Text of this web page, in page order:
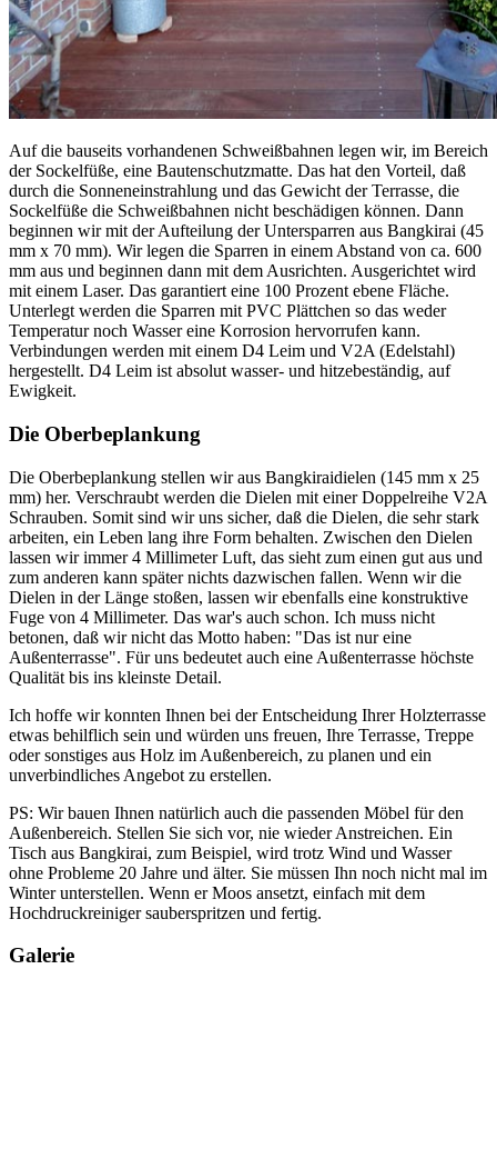
Auf die bauseits vorhandenen Schweißbahnen legen wir, im Bereich
der Sockelfüße, eine Bautenschutzmatte. Das hat den Vorteil, daß
durch die Sonneneinstrahlung und das Gewicht der Terrasse, die
Sockelfüße die Schweißbahnen nicht beschädigen können. Dann
beginnen wir mit der Aufteilung der Untersparren aus Bangkirai (45
mm x 70 mm). Wir legen die Sparren in einem Abstand von ca. 600
mm aus und beginnen dann mit dem Ausrichten. Ausgerichtet wird
mit einem Laser. Das garantiert eine 100 Prozent ebene Fläche.
Unterlegt werden die Sparren mit PVC Plättchen so das weder
Temperatur noch Wasser eine Korrosion hervorrufen kann.
Verbindungen werden mit einem D4 Leim und V2A (Edelstahl)
hergestellt. D4 Leim ist absolut wasser- und hitzebeständig, auf
Ewigkeit.
Die Oberbeplankung
Die Oberbeplankung stellen wir aus Bangkiraidielen (145 mm x 25
mm) her. Verschraubt werden die Dielen mit einer Doppelreihe V2A
Schrauben. Somit sind wir uns sicher, daß die Dielen, die sehr stark
arbeiten, ein Leben lang ihre Form behalten. Zwischen den Dielen
lassen wir immer 4 Millimeter Luft, das sieht zum einen gut aus und
zum anderen kann später nichts dazwischen fallen. Wenn wir die
Dielen in der Länge stoßen, lassen wir ebenfalls eine konstruktive
Fuge von 4 Millimeter. Das war's auch schon. Ich muss nicht
betonen, daß wir nicht das Motto haben: "Das ist nur eine
Außenterrasse". Für uns bedeutet auch eine Außenterrasse höchste
Qualität bis ins kleinste Detail.
Ich hoffe wir konnten Ihnen bei der Entscheidung Ihrer Holzterrasse
etwas behilflich sein und würden uns freuen, Ihre Terrasse, Treppe
oder sonstiges aus Holz im Außenbereich, zu planen und ein
unverbindliches Angebot zu erstellen.
PS: Wir bauen Ihnen natürlich auch die passenden Möbel für den
Außenbereich. Stellen Sie sich vor, nie wieder Anstreichen. Ein
Tisch aus Bangkirai, zum Beispiel, wird trotz Wind und Wasser
ohne Probleme 20 Jahre und älter. Sie müssen Ihn noch nicht mal im
Winter unterstellen. Wenn er Moos ansetzt, einfach mit dem
Hochdruckreiniger sauberspritzen und fertig.
Galerie